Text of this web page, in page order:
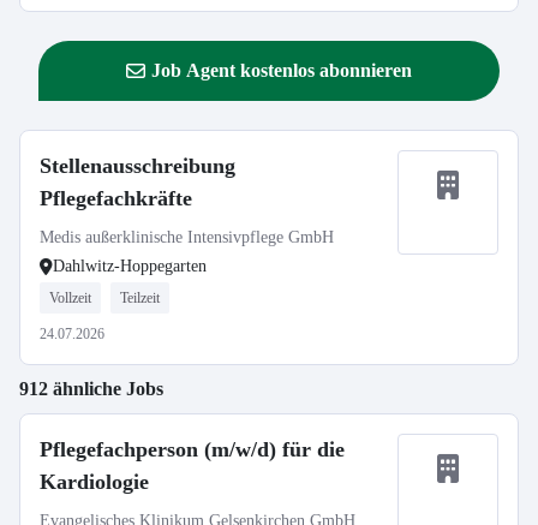
Job Agent kostenlos abonnieren
Stellenausschreibung
Pflegefachkräfte
Medis außerklinische Intensivpflege GmbH
Dahlwitz-Hoppegarten
Vollzeit Teilzeit
24.07.2026
912 ähnliche Jobs
Pflegefachperson (m/w/d) für die
Kardiologie
Evangelisches Klinikum Gelsenkirchen GmbH